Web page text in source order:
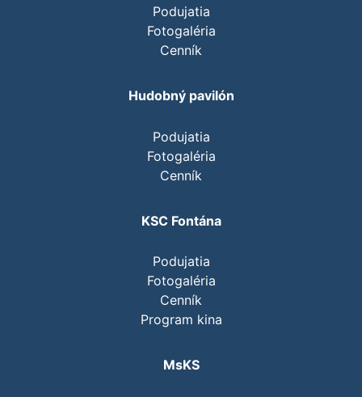
Podujatia
Fotogaléria
Cenník
Hudobný pavilón
Podujatia
Fotogaléria
Cenník
KSC Fontána
Podujatia
Fotogaléria
Cenník
Program kina
MsKS